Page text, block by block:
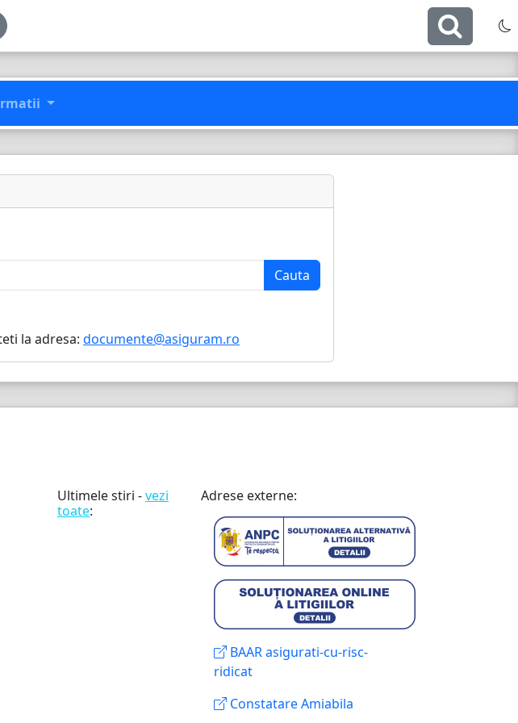
la adresa: documente@asiguram.ro
Ultimele stiri -vezi
toate:
Adrese externe:
BAAR asigurati-cu-risc-
ridicat
Constatare Amiabila